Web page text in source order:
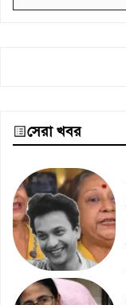
সেরা খবর